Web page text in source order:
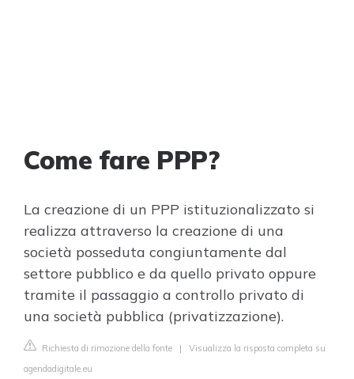
Come fare PPP?
La creazione di un PPP istituzionalizzato si
realizza attraverso la creazione di una
società posseduta congiuntamente dal
settore pubblico e da quello privato oppure
tramite il passaggio a controllo privato di
una società pubblica (privatizzazione).
Richiesta di rimozione della fonte | Visualizza la risposta completa su
agendadigitale.eu